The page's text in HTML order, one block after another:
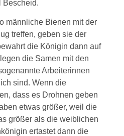
Bescheid.
männliche Bienen mit der
treffen, geben sie der
die Königin dann auf
die Samen mit den
Arbeiterinnen
sind. Wenn die
dass es Drohnen geben
etwas größer, weil die
größer als die weiblichen
ertastet dann die